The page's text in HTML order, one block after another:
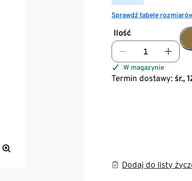
Sprawdź tabelę
Ilość
W magazynie
Termin dostawy: śr.,
Dodaj do listy